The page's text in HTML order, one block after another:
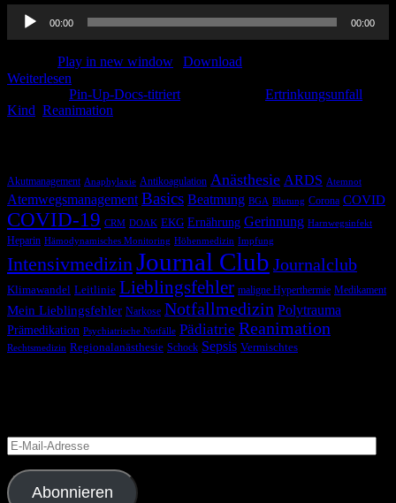
Audio-
Player
00:00 00:00
Play in new window
Download
Weiterlesen
Pin-Up-Docs-titriert Ertrinkungsunfall
Kind Reanimation
Akutmanagement Anaphylaxie Antikoagulation Anästhesie ARDS Atemnot
Atemwegsmanagement Basics Beatmung BGA Blutung Corona COVID
COVID-19 CRM DOAK EKG Ernährung Gerinnung Harnwegsinfekt
Heparin Hämodynamisches Monitoring Höhenmedizin Impfung
Intensivmedizin Journal Club Journalclub
Klimawandel Leitlinie Lieblingsfehler maligne Hyperthermie Medikament
Mein Lieblingsfehler Narkose Notfallmedizin Polytrauma
Prämedikation Psychiatrische Notfälle Pädiatrie Reanimation
Rechtsmedizin Regionalanästhesie Schock Sepsis Vermischtes
E-
Mail-
Adresse
Abonnieren